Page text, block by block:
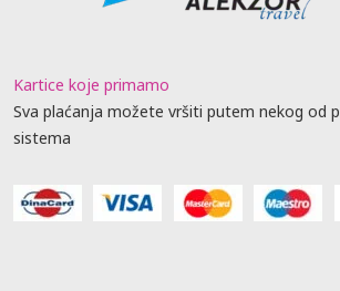
Kartice koje primamo
Sva plaćanja možete vršiti putem nekog od
sistema